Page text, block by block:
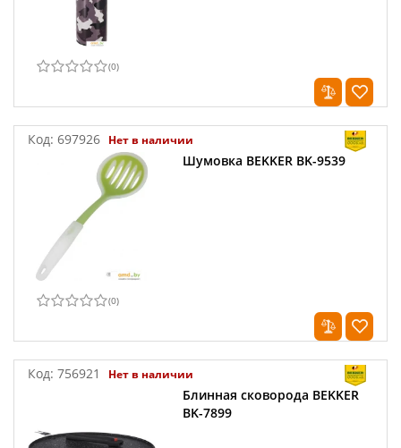
(0)
Код: 697926 Нет в наличии
Шумовка BEKKER BK-9539
(0)
Код: 756921 Нет в наличии
Блинная сковорода BEKKER
BK-7899